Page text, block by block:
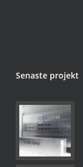
Senaste projekt